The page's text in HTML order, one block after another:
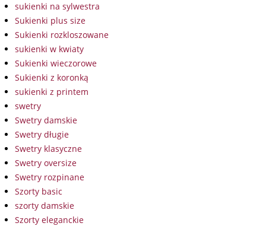
sukienki na sylwestra
Sukienki plus size
Sukienki rozkloszowane
sukienki w kwiaty
Sukienki wieczorowe
Sukienki z koronką
sukienki z printem
swetry
Swetry damskie
Swetry długie
Swetry klasyczne
Swetry oversize
Swetry rozpinane
Szorty basic
szorty damskie
Szorty eleganckie